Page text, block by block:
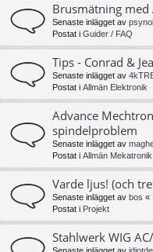
Brusmätning med
Senaste inlägget av
Postat i Guider / FAQ
Tips - Conrad &
Senaste inlägget av
Postat i Allmän Elektronik
Advance
spindelproblem
Senaste inlägget av
Postat i Allmän Mekatronik
Varde ljus! (och
Senaste inlägget av bos «
Postat i Projekt
Stahlwerk WIG